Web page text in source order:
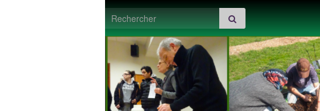
Search for: